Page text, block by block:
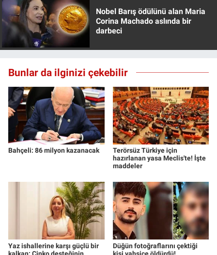
Nobel Barış ödülünü alan Maria
Corina Machado aslında bir
darbeci
Bunlar da ilginizi çekebilir
Bahçeli: 86 milyon kazanacak
Terörsüz Türkiye için
hazırlanan yasa Meclis'te! İşte
maddeler
Yaz ishallerine karşı güçlü bir
kalkan: Çinko desteğinin
Düğün fotoğraflarını çektiği
kişi vahşice öldürdü!